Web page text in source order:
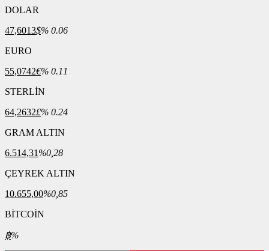
DOLAR
47,6013$% 0.06
EURO
55,0742€% 0.11
STERLİN
64,2632£% 0.24
GRAM ALTIN
6.514,31 %0,28
ÇEYREK ALTIN
10.655,00%0,85
BİTCOİN
฿%